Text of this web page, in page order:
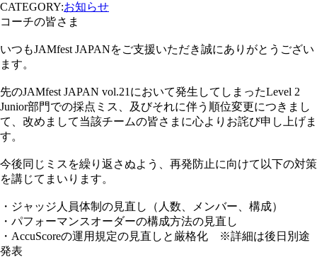
CATEGORY:お知らせ
コーチの皆さま
いつもJAMfest JAPANをご支援いただき誠にありがとうござい
ます。
先のJAMfest JAPAN vol.21において発生してしまったLevel 2
Junior部門での採点ミス、及びそれに伴う順位変更につきまし
て、改めまして当該チームの皆さまに心よりお詫び申し上げま
す。
今後同じミスを繰り返さぬよう、再発防止に向けて以下の対策
を講じてまいります。
・ジャッジ人員体制の見直し（人数、メンバー、構成）
・パフォーマンスオーダーの構成方法の見直し
・AccuScoreの運用規定の見直しと厳格化 ※詳細は後日別途
発表